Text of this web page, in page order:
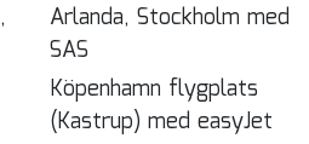
,
Arlanda, Stockholm med
SAS
Köpenhamn flygplats
(Kastrup) med easyJet